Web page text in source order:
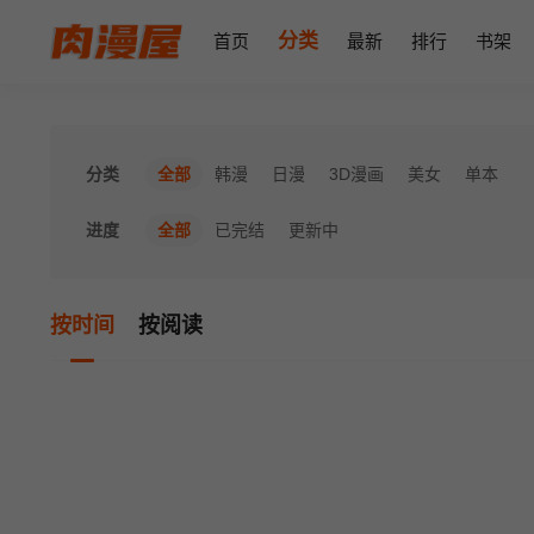
首页 分类 最新 排行 书架
分类 全部 韩漫 日漫 3D漫画 美女 单本
进度 全部 已完结 更新中
按时间 按阅读